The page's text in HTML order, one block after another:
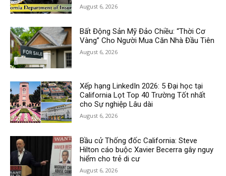
August 6, 2026
Bất Động Sản Mỹ Đảo Chiều: “Thời Cơ
Vàng” Cho Người Mua Căn Nhà Đầu Tiên
August 6, 2026
Xếp hạng LinkedIn 2026: 5 Đại học tại
California Lọt Top 40 Trường Tốt nhất
cho Sự nghiệp Lâu dài
August 6, 2026
Bầu cử Thống đốc California: Steve
Hilton cáo buộc Xavier Becerra gây nguy
hiểm cho trẻ di cư
August 6, 2026